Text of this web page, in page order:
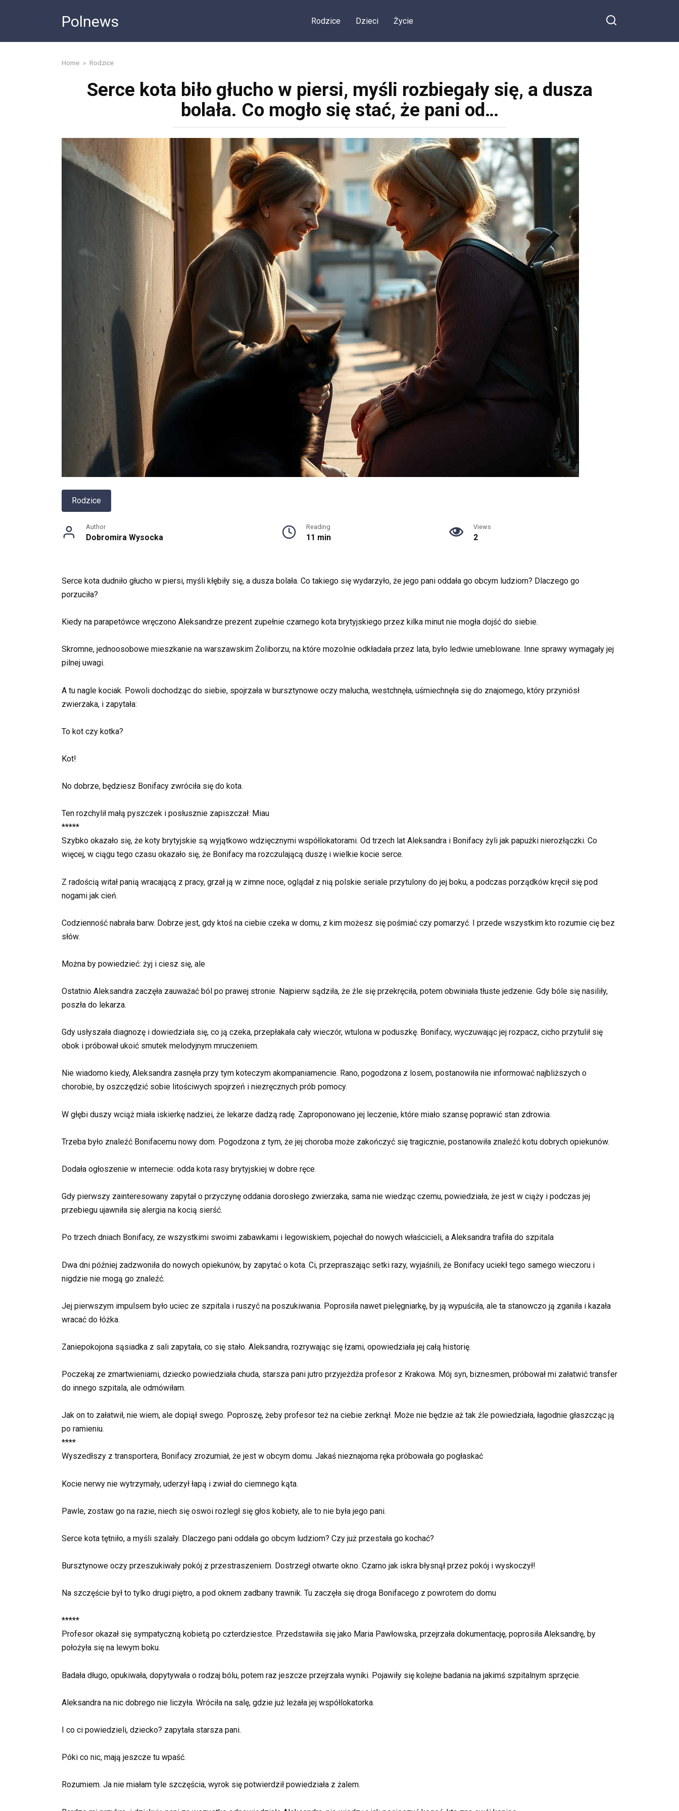
Polnews Rodzice Dzieci Życie
Home » Rodzice
Serce kota biło głucho w piersi, myśli rozbiegały się, a dusza
bolała. Co mogło się stać, że pani od…
Rodzice
Author
Dobromira Wysocka
Reading
11 min
Views
2
Serce kota dudniło głucho w piersi, myśli kłębiły się, a dusza bolała. Co takiego się wydarzyło, że jego pani oddała go obcym ludziom? Dlaczego go
porzuciła?
Kiedy na parapetówce wręczono Aleksandrze prezent zupełnie czarnego kota brytyjskiego przez kilka minut nie mogła dojść do siebie.
Skromne, jednoosobowe mieszkanie na warszawskim Żoliborzu, na które mozolnie odkładała przez lata, było ledwie umeblowane. Inne sprawy wymagały jej
pilnej uwagi.
A tu nagle kociak. Powoli dochodząc do siebie, spojrzała w bursztynowe oczy malucha, westchnęła, uśmiechnęła się do znajomego, który przyniósł
zwierzaka, i zapytała:
To kot czy kotka?
Kot!
No dobrze, będziesz Bonifacy zwróciła się do kota.
Ten rozchylił małą pyszczek i posłusznie zapiszczał: Miau
*****
Szybko okazało się, że koty brytyjskie są wyjątkowo wdzięcznymi współlokatorami. Od trzech lat Aleksandra i Bonifacy żyli jak papużki nierozłączki. Co
więcej, w ciągu tego czasu okazało się, że Bonifacy ma rozczulającą duszę i wielkie kocie serce.
Z radością witał panią wracającą z pracy, grzał ją w zimne noce, oglądał z nią polskie seriale przytulony do jej boku, a podczas porządków kręcił się pod
nogami jak cień.
Codzienność nabrała barw. Dobrze jest, gdy ktoś na ciebie czeka w domu, z kim możesz się pośmiać czy pomarzyć. I przede wszystkim kto rozumie cię bez
słów.
Można by powiedzieć: żyj i ciesz się, ale
Ostatnio Aleksandra zaczęła zauważać ból po prawej stronie. Najpierw sądziła, że źle się przekręciła, potem obwiniała tłuste jedzenie. Gdy bóle się nasiliły,
poszła do lekarza.
Gdy usłyszała diagnozę i dowiedziała się, co ją czeka, przepłakała cały wieczór, wtulona w poduszkę. Bonifacy, wyczuwając jej rozpacz, cicho przytulił się
obok i próbował ukoić smutek melodyjnym mruczeniem.
Nie wiadomo kiedy, Aleksandra zasnęła przy tym koteczym akompaniamencie. Rano, pogodzona z losem, postanowiła nie informować najbliższych o
chorobie, by oszczędzić sobie litościwych spojrzeń i niezręcznych prób pomocy.
W głębi duszy wciąż miała iskierkę nadziei, że lekarze dadzą radę. Zaproponowano jej leczenie, które miało szansę poprawić stan zdrowia.
Trzeba było znaleźć Bonifacemu nowy dom. Pogodzona z tym, że jej choroba może zakończyć się tragicznie, postanowiła znaleźć kotu dobrych opiekunów.
Dodała ogłoszenie w internecie: odda kota rasy brytyjskiej w dobre ręce.
Gdy pierwszy zainteresowany zapytał o przyczynę oddania dorosłego zwierzaka, sama nie wiedząc czemu, powiedziała, że jest w ciąży i podczas jej
przebiegu ujawniła się alergia na kocią sierść.
Po trzech dniach Bonifacy, ze wszystkimi swoimi zabawkami i legowiskiem, pojechał do nowych właścicieli, a Aleksandra trafiła do szpitala
Dwa dni później zadzwoniła do nowych opiekunów, by zapytać o kota. Ci, przepraszając setki razy, wyjaśnili, że Bonifacy uciekł tego samego wieczoru i
nigdzie nie mogą go znaleźć.
Jej pierwszym impulsem było uciec ze szpitala i ruszyć na poszukiwania. Poprosiła nawet pielęgniarkę, by ją wypuściła, ale ta stanowczo ją zganiła i kazała
wracać do łóżka.
Zaniepokojona sąsiadka z sali zapytała, co się stało. Aleksandra, rozrywając się łzami, opowiedziała jej całą historię.
Poczekaj ze zmartwieniami, dziecko powiedziała chuda, starsza pani jutro przyjeżdża profesor z Krakowa. Mój syn, biznesmen, próbował mi załatwić transfer
do innego szpitala, ale odmówiłam.
Jak on to załatwił, nie wiem, ale dopiął swego. Poproszę, żeby profesor też na ciebie zerknął. Może nie będzie aż tak źle powiedziała, łagodnie głaszcząc ją
po ramieniu.
****
Wyszedłszy z transportera, Bonifacy zrozumiał, że jest w obcym domu. Jakaś nieznajoma ręka próbowała go pogłaskać
Kocie nerwy nie wytrzymały, uderzył łapą i zwiał do ciemnego kąta.
Pawle, zostaw go na razie, niech się oswoi rozległ się głos kobiety, ale to nie była jego pani.
Serce kota tętniło, a myśli szalały. Dlaczego pani oddała go obcym ludziom? Czy już przestała go kochać?
Bursztynowe oczy przeszukiwały pokój z przestraszeniem. Dostrzegł otwarte okno. Czarno jak iskra błysnął przez pokój i wyskoczył!
Na szczęście był to tylko drugi piętro, a pod oknem zadbany trawnik. Tu zaczęła się droga Bonifacego z powrotem do domu
*****
Profesor okazał się sympatyczną kobietą po czterdziestce. Przedstawiła się jako Maria Pawłowska, przejrzała dokumentację, poprosiła Aleksandrę, by
położyła się na lewym boku.
Badała długo, opukiwała, dopytywała o rodzaj bólu, potem raz jeszcze przejrzała wyniki. Pojawiły się kolejne badania na jakimś szpitalnym sprzęcie.
Aleksandra na nic dobrego nie liczyła. Wróciła na salę, gdzie już leżała jej współlokatorka.
I co ci powiedzieli, dziecko? zapytała starsza pani.
Póki co nic, mają jeszcze tu wpaść.
Rozumiem. Ja nie miałam tyle szczęścia, wyrok się potwierdził powiedziała z żalem.